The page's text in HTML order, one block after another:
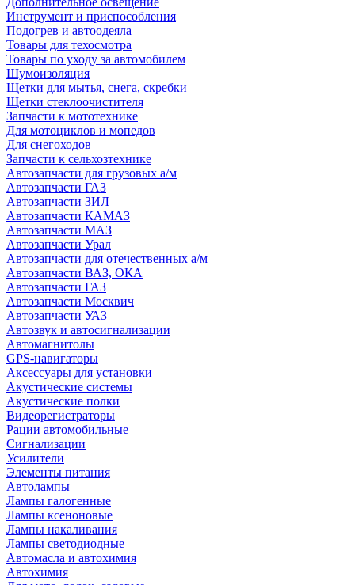
Инструмент и приспособления
Подогрев и автоодеяла
Товары для техосмотра
Товары по уходу за автомобилем
Шумоизоляция
Щетки для мытья, снега, скребки
Щетки стеклоочистителя
Запчасти к мототехнике
Для мотоциклов и мопедов
Для снегоходов
Запчасти к сельхозтехнике
Автозапчасти для грузовых а/м
Автозапчасти ГАЗ
Автозапчасти ЗИЛ
Автозапчасти КАМАЗ
Автозапчасти МАЗ
Автозапчасти Урал
Автозапчасти для отечественных а/м
Автозапчасти ВАЗ, ОКА
Автозапчасти ГАЗ
Автозапчасти Москвич
Автозапчасти УАЗ
Автозвук и автосигнализации
Автомагнитолы
GPS-навигаторы
Аксессуары для установки
Акустические системы
Акустические полки
Видеорегистраторы
Рации автомобильные
Сигнализации
Усилители
Элементы питания
Автолампы
Лампы галогенные
Лампы ксеноновые
Лампы накаливания
Лампы светодиодные
Автомасла и автохимия
Автохимия